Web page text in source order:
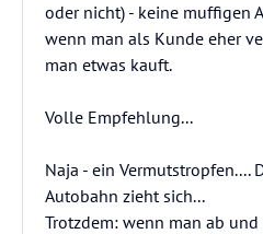
oder nicht) - keine muffigen
wenn man als Kunde eher
man etwas kauft.
Volle Empfehlung...
Naja - ein Vermutstropfen....
Autobahn zieht sich...
Trotzdem: wenn man ab